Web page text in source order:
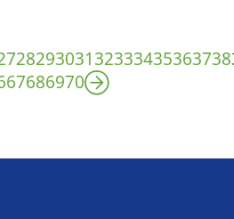
2829303132333435363738
67686970